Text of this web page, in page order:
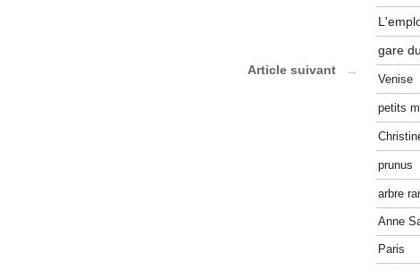
Article suivant
gare
Venise
petits
prunus
arbre
Anne
Paris